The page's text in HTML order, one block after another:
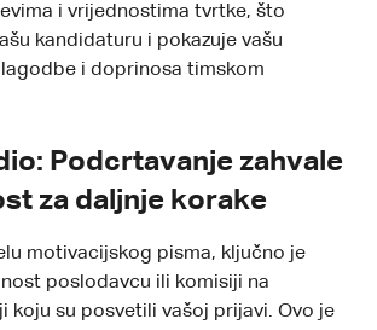
i vrijednostima tvrtke, što
kandidaturu i pokazuje vašu
i doprinosa timskom
Podcrtavanje zahvale
za daljnje korake
motivacijskog pisma, ključno je
poslodavcu ili komisiji na
koju su posvetili vašoj prijavi. Ovo je